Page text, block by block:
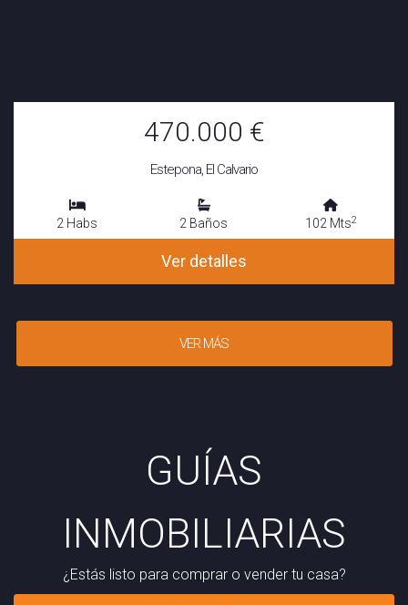
470.000 €
Estepona, El Calvario
2 Habs 2 Baños 102 Mts2
Ver detalles
VER MÁS
GUÍAS
INMOBILIARIAS
¿Estás listo para comprar o vender tu casa?